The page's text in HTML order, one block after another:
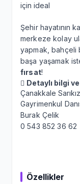
için ideal
Şehir hayatının
merkeze kolay
yapmak, bahçeli
başa yaşamak
fırsat!
 Detaylı bilgi
Çanakkale
Gayrimenkul
Burak Çelik
0 543 852 36 62
Özellikler